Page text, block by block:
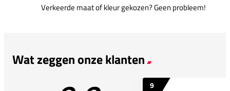
Verkeerde maat of kleur gekozen? Geen probleem!
Wat zeggen onze klanten
9